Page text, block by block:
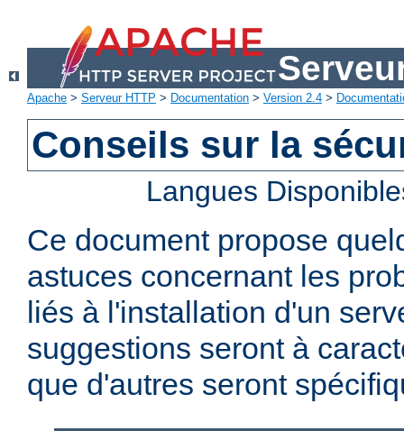
Apache > Serveur HTTP > Documentation > Version 2.4 >
Conseils sur la
Langues
Ce document propose
astuces concernant les
liés à l'installation d'un
suggestions seront à
que d'autres seront